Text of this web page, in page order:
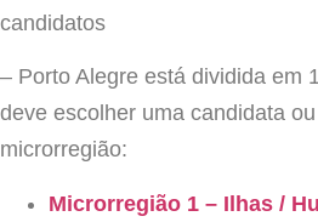
candidatos
– Porto Alegre está dividida em
deve escolher uma candidata
microrregião:
Microrregião 1 – Ilhas /